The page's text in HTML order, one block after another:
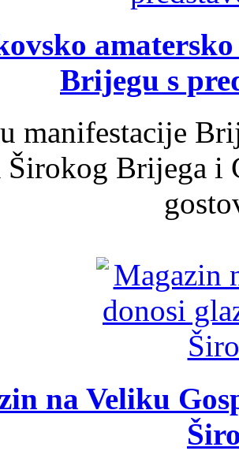
Brijegu s
manifestacije
Širokog Brijega
na Veliku